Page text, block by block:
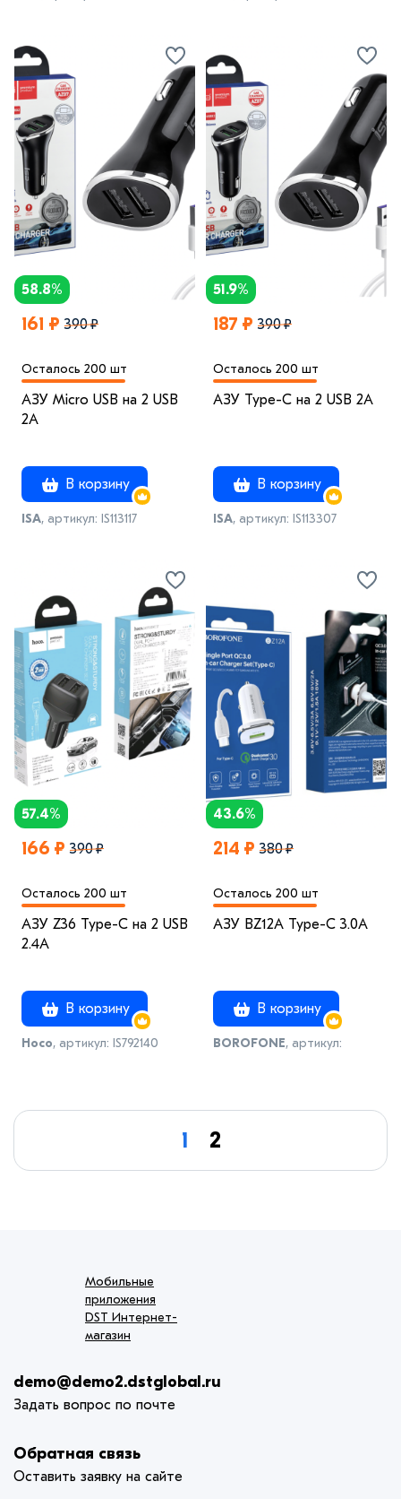
58.8%
161 ₽ 390 ₽
Осталось 200 шт
АЗУ Micro USB на 2 USB
2A
В корзину
ISA, артикул: IS113117
51.9%
187 ₽ 390 ₽
Осталось 200 шт
АЗУ Type-C на 2 USB 2A
В корзину
ISA, артикул: IS113307
57.4%
166 ₽ 390 ₽
Осталось 200 шт
АЗУ Z36 Type-C на 2 USB
2.4A
В корзину
Hoco, артикул: IS792140
43.6%
214 ₽ 380 ₽
Осталось 200 шт
АЗУ BZ12A Type-C 3.0A
В корзину
BOROFONE, артикул:
1 2
Мобильные
приложения
DST Интернет-
магазин
demo@demo2.dstglobal.ru
Задать вопрос по почте
Обратная связь
Оставить заявку на сайте